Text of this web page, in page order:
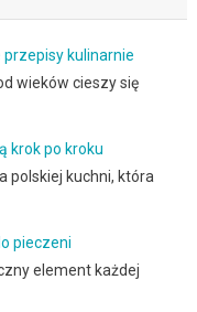
przepisy kulinarnie
wieków cieszy się
krok po kroku
polskiej kuchni, która
pieczeni
element każdej